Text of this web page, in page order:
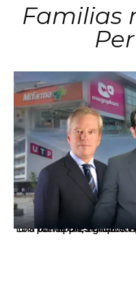
Familias
Los principales grupos empresariales del país mantienen una